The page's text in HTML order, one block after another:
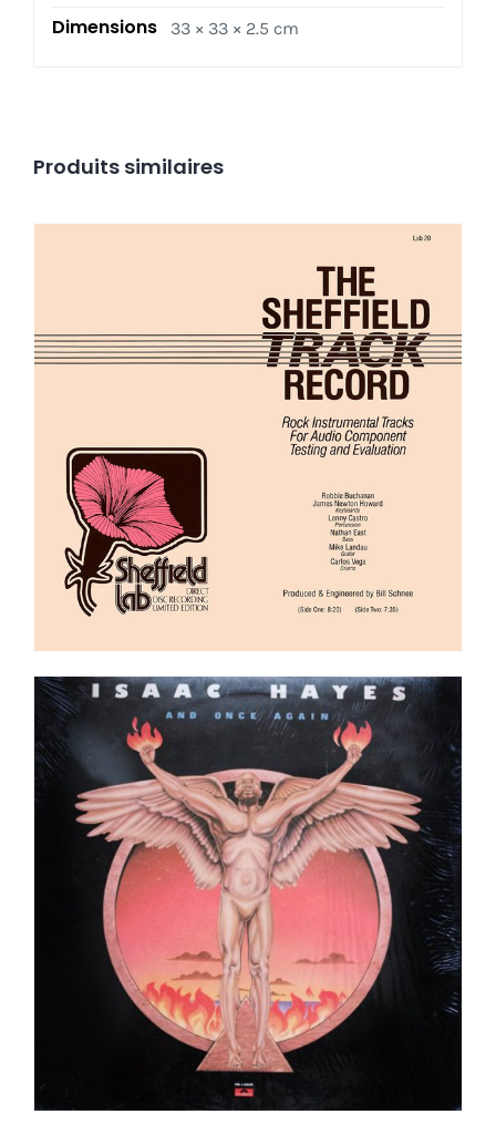
Dimensions 33 × 33 × 2.5 cm
Produits similaires
Castro, Nathan East, Mike Landau, Carlos Vega –
The Sheffield Track Record LP
Ajouter au panier Détails
Isaac Hayes – And Once Again LP
Ajouter au panier Détails